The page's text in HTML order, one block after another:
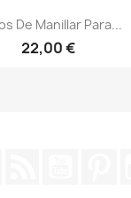
Vista rápida
De Manillar Para...
22,00 €